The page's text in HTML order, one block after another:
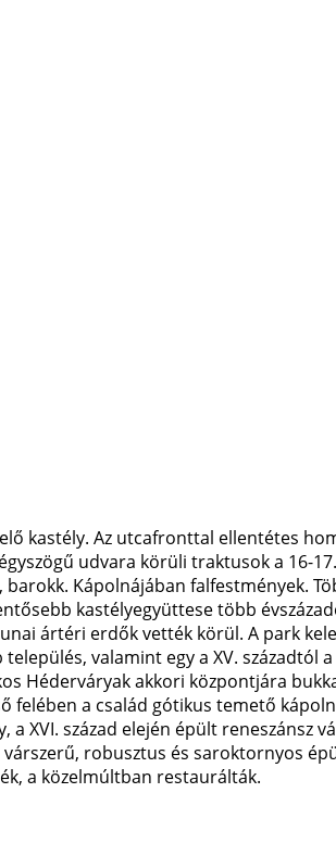
kastély. Az utcafronttal ellentétes
udvara körüli traktusok a 16-17.
Kápolnájában falfestmények.
kastélyegyüttese több
ártéri erdők vették körül. A park
valamint egy a XV. századtól a
Héderváryak akkori központjára
felében a család gótikus temető
XVI. század elején épült reneszánsz
robusztus és saroktornyos
a közelmúltban restaurálták.